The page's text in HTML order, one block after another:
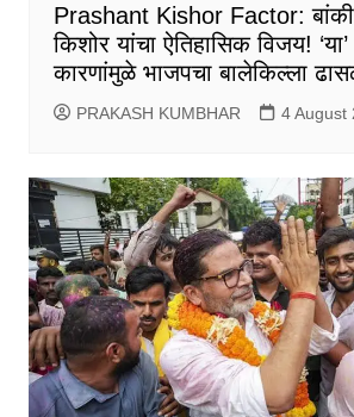
Prashant Kishor Factor:
किशोर यांचा ऐतिहासिक विजय!
कारणांमुळे भाजपचा बालेकिल्ला
PRAKASH KUMBHAR 4 August